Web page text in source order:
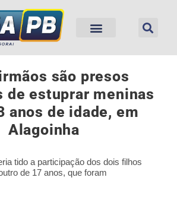
são presos
de estuprar meninas
anos de idade, em
Alagoinha
tido a participação dos dois filhos
de 17 anos, que foram